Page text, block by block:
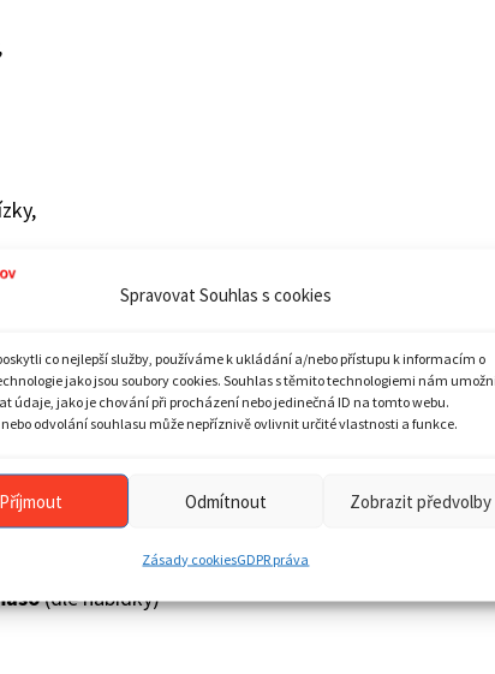
Spravovat Souhlas s cookies
co nejlepší služby, používáme k ukládání a/nebo přístupu k informacím o
jako jsou soubory cookies. Souhlas s těmito technologiemi nám
údaje, jako je chování při procházení nebo jedinečná ID na tomto webu.
odvolání souhlasu může nepříznivě ovlivnit určité vlastnosti a funkce.
Příjmout Odmítnout Zobrazit předvolby
Zásady cookiesGDPR práva
(dle nabídky)